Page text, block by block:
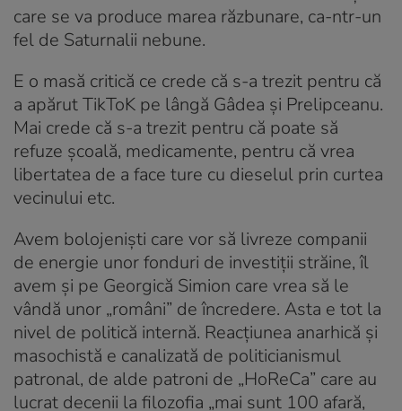
care se va produce marea răzbunare, ca-ntr-un
fel de Saturnalii nebune.
E o masă critică ce crede că s-a trezit pentru că
a apărut TikToK pe lângă Gâdea și Prelipceanu.
Mai crede că s-a trezit pentru că poate să
refuze școală, medicamente, pentru că vrea
libertatea de a face ture cu dieselul prin curtea
vecinului etc.
Avem bolojeniști care vor să livreze companii
de energie unor fonduri de investiții străine, îl
avem și pe Georgică Simion care vrea să le
vândă unor „români” de încredere. Asta e tot la
nivel de politică internă. Reacțiunea anarhică și
masochistă e canalizată de politicianismul
patronal, de alde patroni de „HoReCa” care au
lucrat decenii la filozofia „mai sunt 100 afară,